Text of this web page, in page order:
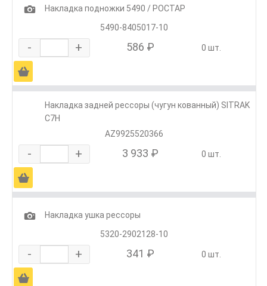
1
Накладка подножки 5490 / РОСТАР
5490-8405017-10
- + 586 ₽ 0 шт.
Ä
Накладка задней рессоры (чугун кованный) SITRAK
C7H
AZ9925520366
- + 3 933 ₽ 0 шт.
Ä
1
Накладка ушка рессоры
5320-2902128-10
- + 341 ₽ 0 шт.
Ä